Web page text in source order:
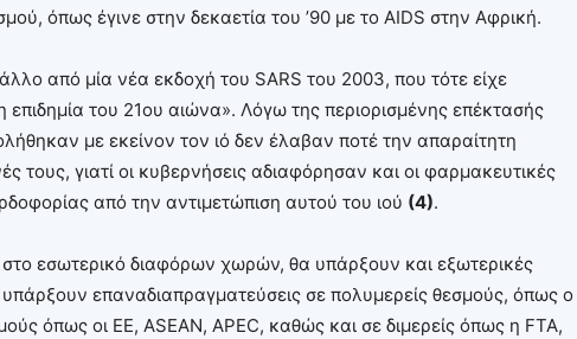
όπως έγινε στην δεκαετία του ’90 με το AIDS στην Αφρική.
άλλο από μία νέα εκδοχή του SARS του 2003, που τότε είχε
του 21ου αιώνα». Λόγω της περιορισμένης επέκτασής
με εκείνον τον ιό δεν έλαβαν ποτέ την απαραίτητη
τους, γιατί οι κυβερνήσεις αδιαφόρησαν και οι φαρμακευτικές
από την αντιμετώπιση αυτού του ιού (4).
εσωτερικό διαφόρων χωρών, θα υπάρξουν και εξωτερικές
υπάρξουν επαναδιαπραγματεύσεις σε πολυμερείς θεσμούς, όπως ο
όπως οι ΕΕ, ASEAN, APEC, καθώς και σε διμερείς όπως η FTA,